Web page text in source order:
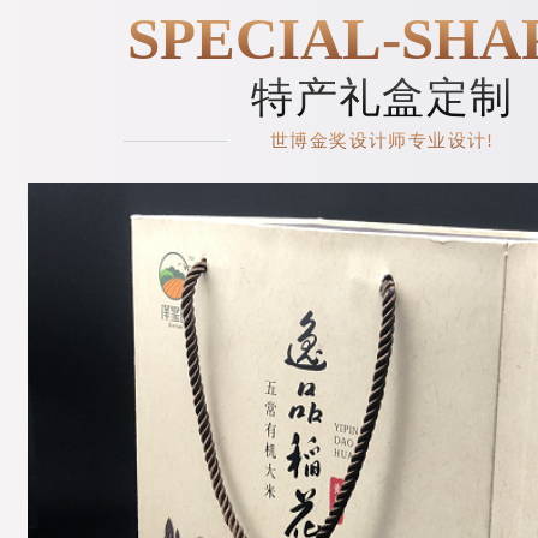
SPECIAL-
特产礼盒定制
世博金奖设计师专业设计!